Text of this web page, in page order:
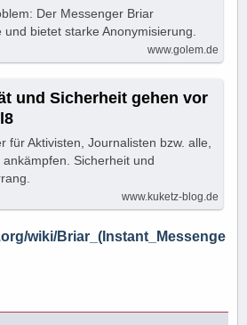
Der Messenger Briar
bietet starke Anonymisierung.
www.golem.de
und Sicherheit gehen vor
für Aktivisten, Journalisten bzw. alle,
Sicherheit und
www.kuketz-blog.de
wiki/Briar_(Instant_Messenge